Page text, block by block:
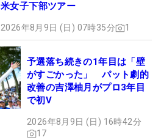
米女子下部ツアー
2026年8月9日 (日) 07時35分 1
予選落ち続きの1年目は「壁
がすごかった」 パット劇的
改善の吉澤柚月がプロ3年目
で初V
2026年8月9日 (日) 16時42分
17